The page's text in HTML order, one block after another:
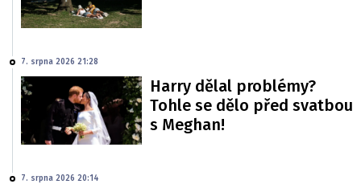
7. srpna 2026 21:28
Harry dělal problémy?
Tohle se dělo před svatbou
s Meghan!
7. srpna 2026 20:14